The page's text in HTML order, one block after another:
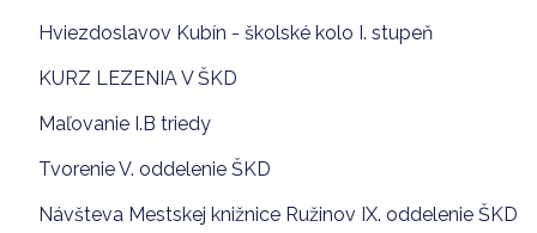
Hviezdoslavov Kubín - školské kolo I. stupeň
KURZ LEZENIA V ŠKD
Maľovanie I.B triedy
Tvorenie V. oddelenie ŠKD
Návšteva Mestskej knižnice Ružinov IX. oddelenie ŠKD